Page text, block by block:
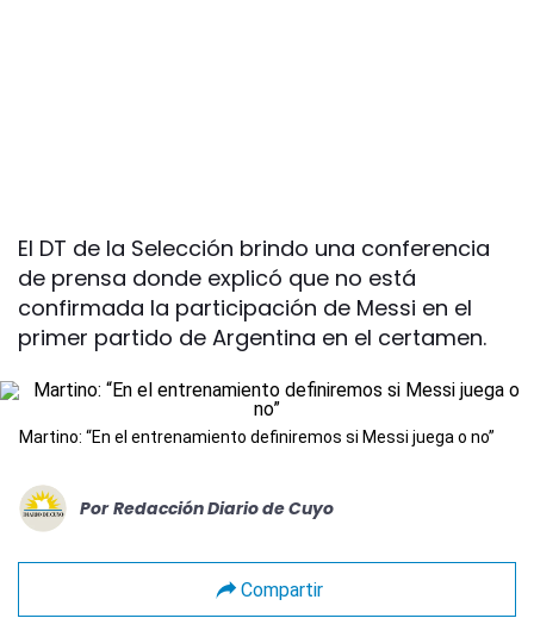
El DT de la Selección brindo una conferencia
de prensa donde explicó que no está
confirmada la participación de Messi en el
primer partido de Argentina en el certamen.
Martino: “En el entrenamiento definiremos si Messi juega o no”
Por Redacción Diario de Cuyo
Compartir